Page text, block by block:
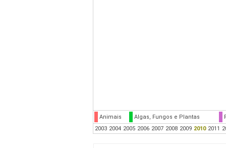
Animais Algas, Fungos e Plantas
2003 2004 2005 2006 2007 2008 2009 2010 2011